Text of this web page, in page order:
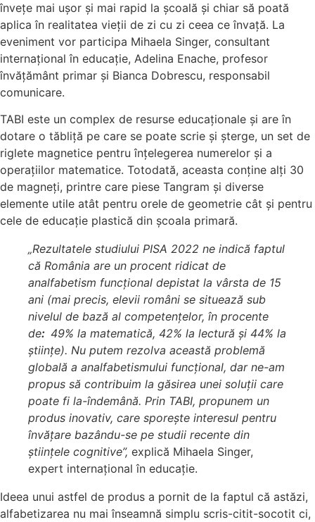
învețe mai ușor și mai rapid la școală și chiar să poată
aplica în realitatea vieții de zi cu zi ceea ce învață. La
eveniment vor participa Mihaela Singer, consultant
internațional în educație, Adelina Enache, profesor
învățământ primar și Bianca Dobrescu, responsabil
comunicare.
TABI este un complex de resurse educaționale și are în
dotare o tăbliță pe care se poate scrie și șterge, un set de
riglete magnetice pentru înțelegerea numerelor și a
operațiilor matematice. Totodată, aceasta conține alți 30
de magneți, printre care piese Tangram și diverse
elemente utile atât pentru orele de geometrie cât și pentru
cele de educație plastică din școala primară.
„Rezultatele studiului PISA 2022 ne indică faptul
că România are un procent ridicat de
analfabetism funcțional depistat la vârsta de 15
ani (mai precis, elevii români se situează sub
nivelul de bază al competențelor, în procente
de: 49% la matematică, 42% la lectură și 44% la
științe). Nu putem rezolva această problemă
globală a analfabetismului funcțional, dar ne-am
propus să contribuim la găsirea unei soluții care
poate fi la-îndemână. Prin TABI, propunem un
produs inovativ, care sporește interesul pentru
învățare bazându-se pe studii recente din
științele cognitive”, explică Mihaela Singer,
expert internațional în educație.
Ideea unui astfel de produs a pornit de la faptul că astăzi,
alfabetizarea nu mai înseamnă simplu scris-citit-socotit ci,